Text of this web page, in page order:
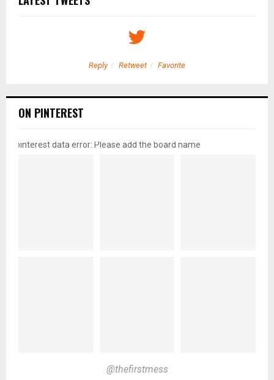
Reply Retweet Favorite
ON PINTEREST
pinterest data error: Please add the board name
@thefirstmess